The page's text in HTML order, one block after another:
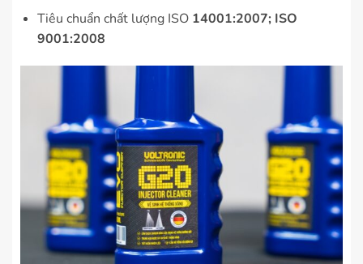
Tiêu chuẩn chất lượng ISO 14001:2007; ISO
9001:2008